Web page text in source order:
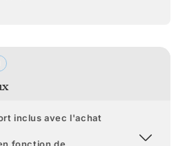
inclus avec l'achat
fonction de